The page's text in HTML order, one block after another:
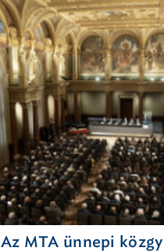
Az MTA ünnepi